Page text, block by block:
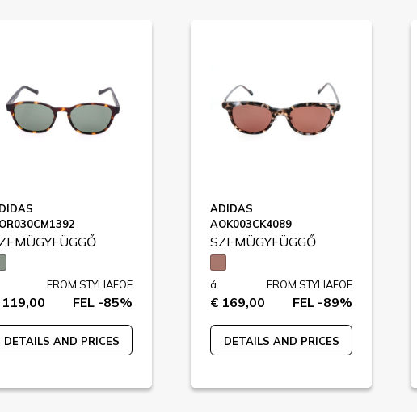
FROM STYLIAFOE
FEL -85%
DETAILS AND PRICES
ADIDAS
AOK003CK4089
SZEMÜGYFÜGGŐ
á
€ 169,00
FROM STYLIAFOE
FEL -89%
DETAILS AND PRICES